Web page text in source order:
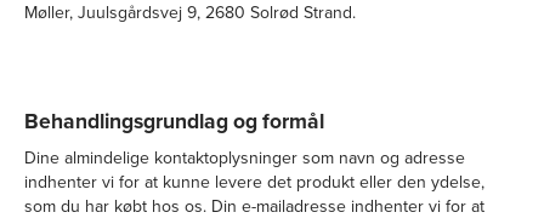
Møller, Juulsgårdsvej 9, 2680 Solrød Strand.
Behandlingsgrundlag og formål
Dine almindelige kontaktoplysninger som navn og adresse
indhenter vi for at kunne levere det produkt eller den ydelse,
som du har købt hos os. Din e-mailadresse indhenter vi for at